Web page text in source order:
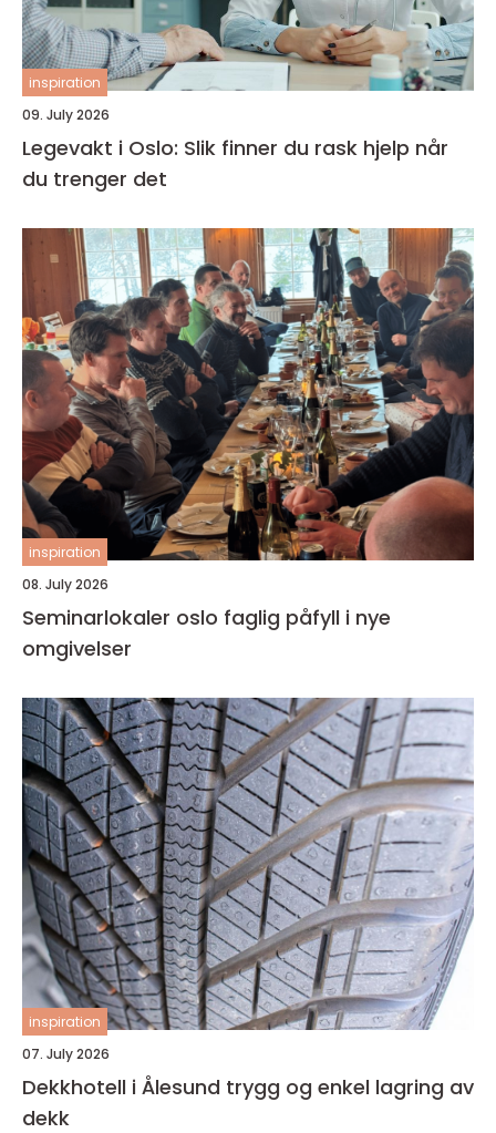
inspiration
09. July 2026
Legevakt i Oslo: Slik finner du rask hjelp når
du trenger det
inspiration
08. July 2026
Seminarlokaler oslo faglig påfyll i nye
omgivelser
inspiration
07. July 2026
Dekkhotell i Ålesund trygg og enkel lagring av
dekk